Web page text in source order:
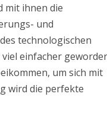
mit ihnen die
und
technologischen
einfacher
um sich mit
wird die perfekte